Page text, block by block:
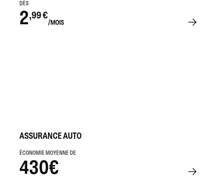
DÈS
2,99 €
/MOIS
ASSURANCE AUTO
ÉCONOMIE MOYENNE DE
430€